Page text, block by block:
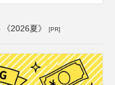
2026夏》 [PR]